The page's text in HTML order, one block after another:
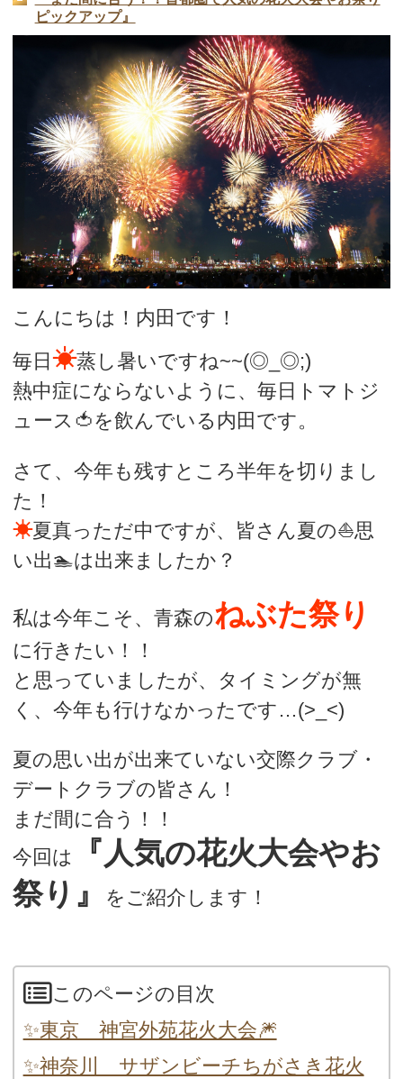
ピックアップ』
こんにちは！内田です！
毎日 ☀蒸し暑いですね~~(◎_◎;)
熱中症にならないように、毎日トマトジ
ュース🍅を飲んでいる内田です。
さて、今年も残すところ半年を切りまし
た！
☀夏真っただ中ですが、皆さん夏の⛵思
い出🏊は出来ましたか？
私は今年こそ、青森のねぶた祭り
に行きたい！！
と思っていましたが、タイミングが無
く、今年も行けなかったです…(>_<)
夏の思い出が出来ていない交際クラブ・
デートクラブの皆さん！
まだ間に合う！！
今回は
『人気の花火大会やお
祭り』
をご紹介します！
このページの目次
✨東京 神宮外苑花火大会🎆
✨神奈川 サザンビーチちがさき花火